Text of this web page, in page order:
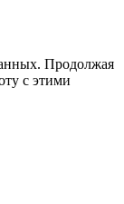
Продолжая
с этими